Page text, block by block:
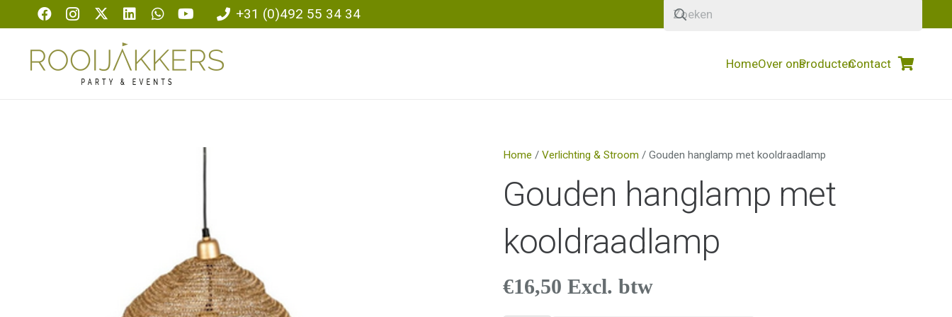
+31 (0)492 55 34 34
HomeOver onsProductenContact
Home / Verlichting & Stroom/ Gouden hanglamp met kooldraadlamp
Gouden hanglamp met
kooldraadlamp
€16,50 Excl. btw